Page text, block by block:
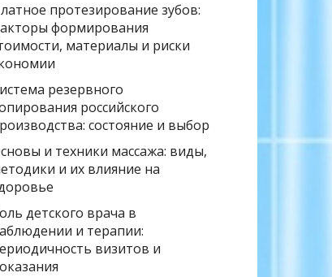
протезирование зубов:
формирования
материалы и риски
резервного
российского
состояние и выбор
и техники массажа: виды,
и их влияние на
детского врача в
и терапии:
визитов и